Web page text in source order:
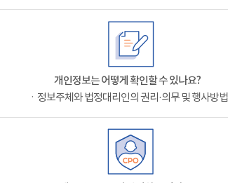
개인정보는 어떻게 확인할 수 있나요?
ㆍ정보주체와 법정대리인의 권리·의무 및 행사방법